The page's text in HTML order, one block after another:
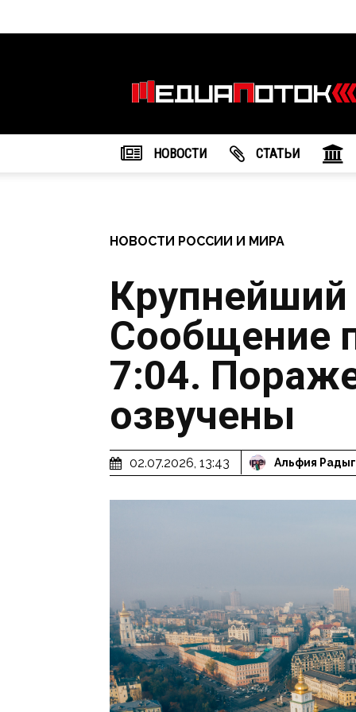
агентство
"МедиаПоток"
НОВОСТИ CТАТЬИ
НОВОСТИ РОССИИ И МИРА
Крупнейший
Сообщение
7:04.
озвучены
02.07.2026, 13:43 Альфия